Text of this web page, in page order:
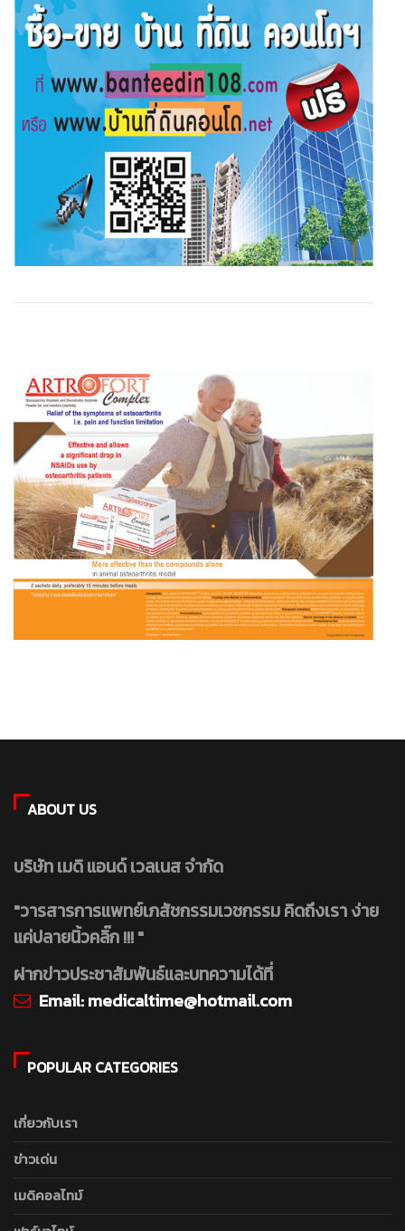
ABOUT US
บริษัท เมดิ แอนด์ เวลเนส จำกัด
"วารสารการแพทย์เภสัชกรรมเวชกรรม คิดถึงเรา ง่าย
แค่ปลายนิ้วคลิ๊ก !!! "
ฝากข่าวประชาสัมพันธ์และบทความได้ที่
Email:medicaltime@hotmail.com
POPULAR CATEGORIES
เกี่ยวกับเรา
ข่าวเด่น
เมดิคอลไทม์